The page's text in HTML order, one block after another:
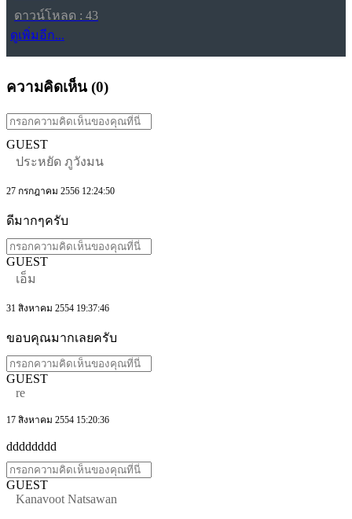
ดาวน์โหลด : 43
ดูเพิ่มอีก...
ความคิดเห็น (0)
GUEST
ประหยัด ภูวังมน
27 กรกฎาคม 2556 12:24:50
ดีมากๆครับ
GUEST
เอ็ม
31 สิงหาคม 2554 19:37:46
ขอบคุณมากเลยครับ
GUEST
re
17 สิงหาคม 2554 15:20:36
dddddddd
GUEST
Kanavoot Natsawan